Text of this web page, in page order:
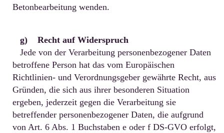
Betonbearbeitung wenden.
g) Recht auf Widerspruch
Jede von der Verarbeitung personenbezogener Daten
betroffene Person hat das vom Europäischen
Richtlinien- und Verordnungsgeber gewährte Recht, aus
Gründen, die sich aus ihrer besonderen Situation
ergeben, jederzeit gegen die Verarbeitung sie
betreffender personenbezogener Daten, die aufgrund
von Art. 6 Abs. 1 Buchstaben e oder f DS-GVO erfolgt,